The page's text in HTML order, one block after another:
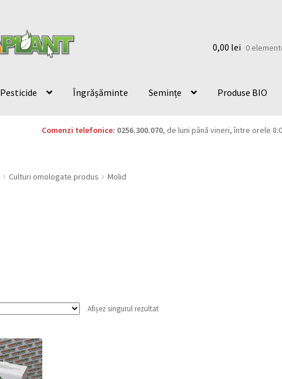
0,00 lei 0
Pesticide Îngrășăminte Semințe Produse BIO
Comenzi telefonice: 0256.300.070, de luni până vineri, între orele
Culturi omologate produs Molid
Afișez singurul rezultat